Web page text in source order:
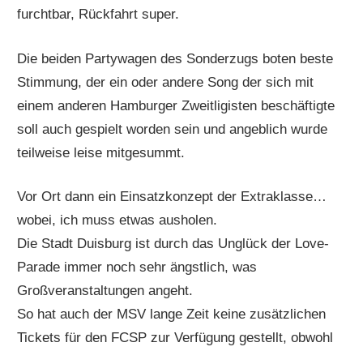
furchtbar, Rückfahrt super.
Die beiden Partywagen des Sonderzugs boten beste
Stimmung, der ein oder andere Song der sich mit
einem anderen Hamburger Zweitligisten beschäftigte
soll auch gespielt worden sein und angeblich wurde
teilweise leise mitgesummt.
Vor Ort dann ein Einsatzkonzept der Extraklasse…
wobei, ich muss etwas ausholen.
Die Stadt Duisburg ist durch das Unglück der Love-
Parade immer noch sehr ängstlich, was
Großveranstaltungen angeht.
So hat auch der MSV lange Zeit keine zusätzlichen
Tickets für den FCSP zur Verfügung gestellt, obwohl